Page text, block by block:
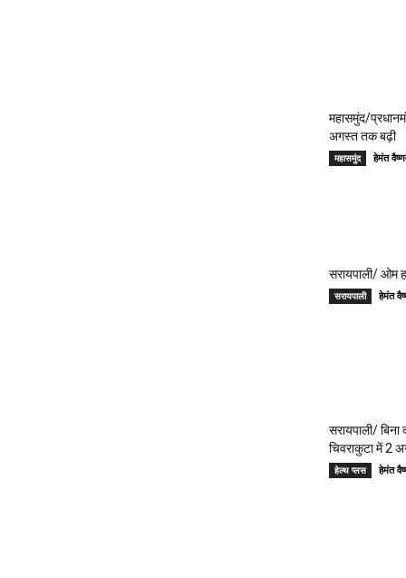
महासमुंद/
अगस्त तक बढ़ी
महासमुंद हेमंत
सरायपाली/ ओम
सरायपाली हेमंत
सरायपाली/
चिवराकुटा में 2
हेल्थ प्लस हेमंत